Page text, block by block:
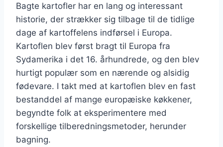
Bagte kartofler har en lang og interessant
historie, der strækker sig tilbage til de tidlige
dage af kartoffelens indførsel i Europa.
Kartoflen blev først bragt til Europa fra
Sydamerika i det 16. århundrede, og den blev
hurtigt populær som en nærende og alsidig
fødevare. I takt med at kartoflen blev en fast
bestanddel af mange europæiske køkkener,
begyndte folk at eksperimentere med
forskellige tilberedningsmetoder, herunder
bagning.